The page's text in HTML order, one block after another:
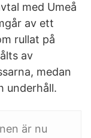
med Umeå
av ett
rullat på
av
medan
underhåll.
är nu